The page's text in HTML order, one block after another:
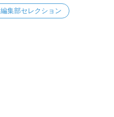
編集部セレクション